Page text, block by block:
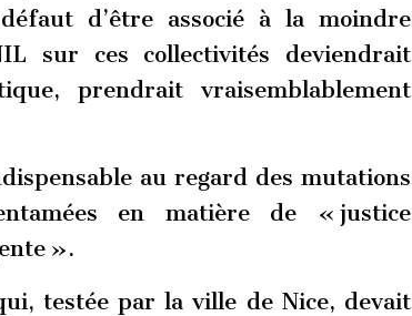
d’être associé à la moindre
sur ces collectivités deviendrait
prendrait vraisemblablement
au regard des mutations
en matière de « justice
».
testée par la ville de Nice, devait